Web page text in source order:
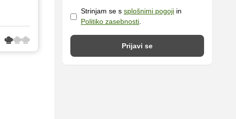
Strinjam se s splošnimi pogoji in
Politiko zasebnosti.
Prijavi se